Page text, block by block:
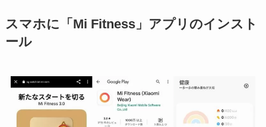
スマホに「Mi Fitness」アプリのインスト
ール